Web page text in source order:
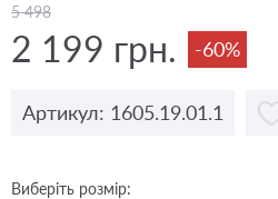
5 498
2 199 грн. -60%
Артикул: 1605.19.01.1
Виберіть розмір: